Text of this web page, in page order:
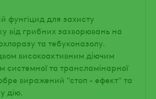
фунгіцид для захисту
від грибних захворювань на
та тебуконазолу.
високоактивним діючим
системної та трансламінарної
виражений "стоп - ефект" та
дію.